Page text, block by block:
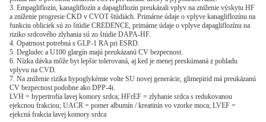
3. Empagliflozín, kanagliflozín a dapagliflozín preukázali vplyv na zníženie výskytu HF
a zníženie progresie CKD v CVOT štúdiách. Primárne údaje o vplyve kanagliflozínu na
funkciu obliciek sú zo štúdie CREDENCE, primárne údaje o vplyve dapagliflozínu na
riziko srdcového zlyhania sú zo štúdie DAPA-HF.
4. Opatrnost potrebná s GLP-1 RA pri ESRD.
5. Degludec a U100 glargín majú preukázanú CV bezpecnost.
6. Nízka dávka môže byt lepšie tolerovaná, aj ked je menej preskúmaná z pohladu
vplyvu na CVD.
7. Na zníženie rizika hypoglykémie volte SU novej generácie, glimepirid má preukázanú
CV bezpecnost podobne ako DPP-4i.
LVH = hypertrofia lavej komory srdca; HFrEF = zlyhanie srdca s redukovanou
ejekcnou frakciou; UACR = pomer albumín / kreatinín vo vzorke moca; LVEF =
ejekcná frakcia lavej komory srdca